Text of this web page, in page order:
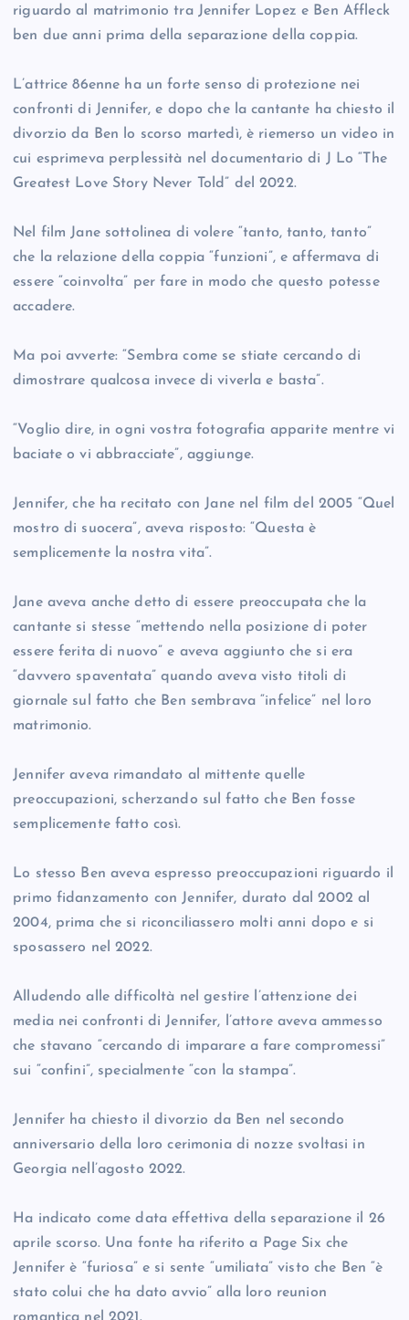
riguardo al matrimonio tra Jennifer Lopez e Ben Affleck
ben due anni prima della separazione della coppia.
L’attrice 86enne ha un forte senso di protezione nei
confronti di Jennifer, e dopo che la cantante ha chiesto il
divorzio da Ben lo scorso martedì, è riemerso un video in
cui esprimeva perplessità nel documentario di J Lo “The
Greatest Love Story Never Told” del 2022.
Nel film Jane sottolinea di volere “tanto, tanto, tanto”
che la relazione della coppia “funzioni”, e affermava di
essere “coinvolta” per fare in modo che questo potesse
accadere.
Ma poi avverte: “Sembra come se stiate cercando di
dimostrare qualcosa invece di viverla e basta”.
“Voglio dire, in ogni vostra fotografia apparite mentre vi
baciate o vi abbracciate”, aggiunge.
Jennifer, che ha recitato con Jane nel film del 2005 “Quel
mostro di suocera”, aveva risposto: “Questa è
semplicemente la nostra vita”.
Jane aveva anche detto di essere preoccupata che la
cantante si stesse “mettendo nella posizione di poter
essere ferita di nuovo” e aveva aggiunto che si era
“davvero spaventata” quando aveva visto titoli di
giornale sul fatto che Ben sembrava “infelice” nel loro
matrimonio.
Jennifer aveva rimandato al mittente quelle
preoccupazioni, scherzando sul fatto che Ben fosse
semplicemente fatto così.
Lo stesso Ben aveva espresso preoccupazioni riguardo il
primo fidanzamento con Jennifer, durato dal 2002 al
2004, prima che si riconciliassero molti anni dopo e si
sposassero nel 2022.
Alludendo alle difficoltà nel gestire l’attenzione dei
media nei confronti di Jennifer, l’attore aveva ammesso
che stavano “cercando di imparare a fare compromessi”
sui “confini”, specialmente “con la stampa”.
Jennifer ha chiesto il divorzio da Ben nel secondo
anniversario della loro cerimonia di nozze svoltasi in
Georgia nell’agosto 2022.
Ha indicato come data effettiva della separazione il 26
aprile scorso. Una fonte ha riferito a Page Six che
Jennifer è “furiosa” e si sente “umiliata” visto che Ben “è
stato colui che ha dato avvio” alla loro reunion